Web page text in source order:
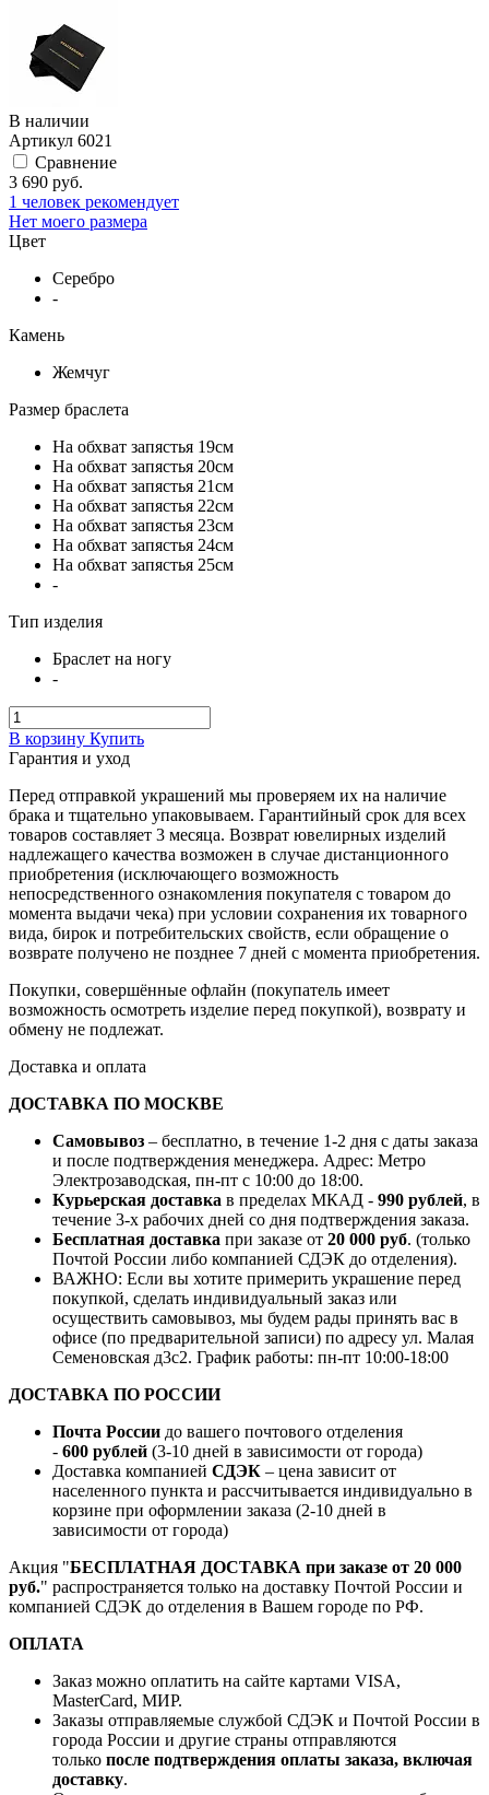
В наличии
Артикул 6021
Сравнение
3 690 руб.
1 человек рекомендует
Нет моего размера
Цвет
Серебро
-
Камень
Жемчуг
Размер браслета
На обхват запястья 19см
На обхват запястья 20см
На обхват запястья 21см
На обхват запястья 22см
На обхват запястья 23см
На обхват запястья 24см
На обхват запястья 25см
-
Тип изделия
Браслет на ногу
-
В корзину Купить
Гарантия и уход
Перед отправкой украшений мы проверяем их на наличие
брака и тщательно упаковываем. Гарантийный срок для всех
товаров составляет 3 месяца. Возврат ювелирных изделий
надлежащего качества возможен в случае дистанционного
приобретения (исключающего возможность
непосредственного ознакомления покупателя с товаром до
момента выдачи чека) при условии сохранения их товарного
вида, бирок и потребительских свойств, если обращение о
возврате получено не позднее 7 дней с момента приобретения.
Покупки, совершённые офлайн (покупатель имеет
возможность осмотреть изделие перед покупкой), возврату и
обмену не подлежат.
Доставка и оплата
ДОСТАВКА ПО МОСКВЕ
Самовывоз – бесплатно, в течение 1-2 дня с даты заказа
и после подтверждения менеджера. Адрес: Метро
Электрозаводская, пн-пт с 10:00 до 18:00.
Курьерская доставка в пределах МКАД - 990 рублей, в
течение 3-х рабочих дней со дня подтверждения заказа.
Бесплатная доставка при заказе от 20 000 руб. (только
Почтой России либо компанией СДЭК до отделения).
ВАЖНО: Если вы хотите примерить украшение перед
покупкой, сделать индивидуальный заказ или
осуществить самовывоз, мы будем рады принять вас в
офисе (по предварительной записи) по адресу ул. Малая
Семеновская д3с2. График работы: пн-пт 10:00-18:00
ДОСТАВКА ПО РОССИИ
Почта России до вашего почтового отделения
- 600 рублей (3-10 дней в зависимости от города)
Доставка компанией СДЭК – цена зависит от
населенного пункта и рассчитывается индивидуально в
корзине при оформлении заказа (2-10 дней в
зависимости от города)
Акция "БЕСПЛАТНАЯ ДОСТАВКА при заказе от 20 000
руб." распространяется только на доставку Почтой России и
компанией СДЭК до отделения в Вашем городе по РФ.
ОПЛАТА
Заказ можно оплатить на сайте картами VISA,
MasterCard, МИР.
Заказы отправляемые службой СДЭК и Почтой России в
города России и другие страны отправляются
только после подтверждения оплаты заказа, включая
доставку.